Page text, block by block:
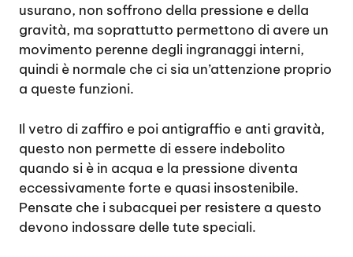
usurano, non soffrono della pressione e della
gravità, ma soprattutto permettono di avere un
movimento perenne degli ingranaggi interni,
quindi è normale che ci sia un’attenzione proprio
a queste funzioni.
Il vetro di zaffiro e poi antigraffio e anti gravità,
questo non permette di essere indebolito
quando si è in acqua e la pressione diventa
eccessivamente forte e quasi insostenibile.
Pensate che i subacquei per resistere a questo
devono indossare delle tute speciali.